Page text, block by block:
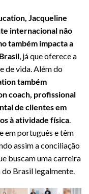
Jacqueline
internacional não
também impacta a
, já que oferece a
de vida. Além do
também
coach, profissional
de clientes em
à atividade física.
em português e têm
assim a conciliação
buscam uma carreira
Brasil legalmente.